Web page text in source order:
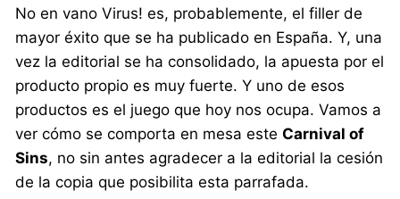
No en vano Virus! es, probablemente, el filler de
mayor éxito que se ha publicado en España. Y, una
vez la editorial se ha consolidado, la apuesta por el
producto propio es muy fuerte. Y uno de esos
productos es el juego que hoy nos ocupa. Vamos a
ver cómo se comporta en mesa esteCarnival of
Sins, no sin antes agradecer a la editorial la cesión
de la copia que posibilita esta parrafada.